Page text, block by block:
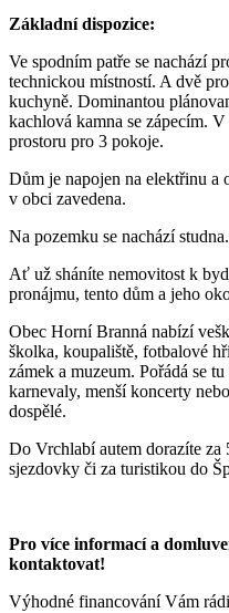
Základní dispozice:
Ve spodním patře se nachází
technickou místností. A dvě
kuchyně. Dominantou
kachlová kamna se zápecím.
prostoru pro 3 pokoje.
Dům je napojen na elektřinu a
v obci zavedena.
Na pozemku se nachází studna.
Ať už sháníte nemovitost k
pronájmu, tento dům a jeho
Obec Horní Branná nabízí
školka, koupaliště, fotbalové
zámek a muzeum. Pořádá se
karnevaly, menší koncerty
dospělé.
Do Vrchlabí autem dorazíte za
sjezdovky či za turistikou do
Pro více informací a
kontaktovat!
Výhodné financování Vám